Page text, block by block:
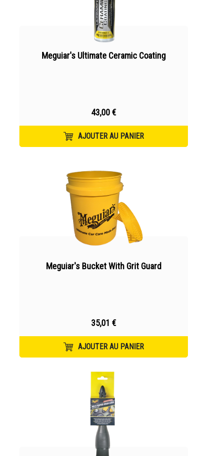
Meguiar's Ultimate Ceramic Coating
43,00 €
AJOUTER AU PANIER
Meguiar's Bucket With Grit Guard
35,01 €
AJOUTER AU PANIER